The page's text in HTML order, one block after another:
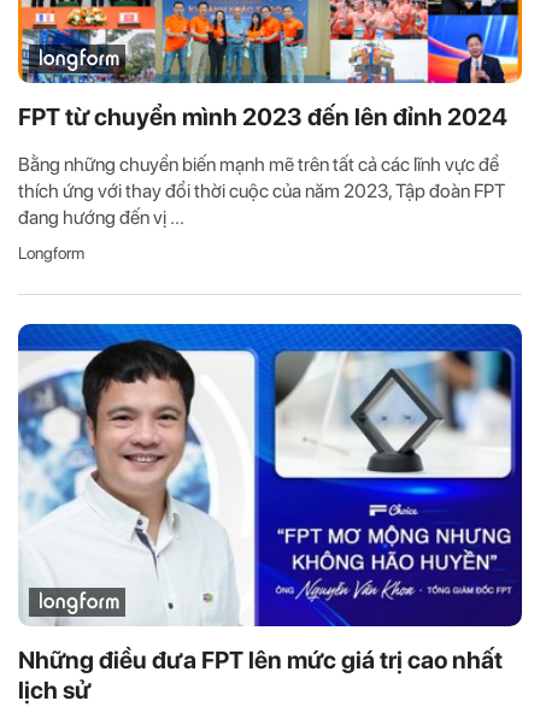
FPT từ chuyển mình 2023 đến lên đỉnh 2024
Bằng những chuyển biến mạnh mẽ trên tất cả các lĩnh vực để
thích ứng với thay đổi thời cuộc của năm 2023, Tập đoàn FPT
đang hướng đến vị ...
Longform
Những điều đưa FPT lên mức giá trị cao nhất
lịch sử